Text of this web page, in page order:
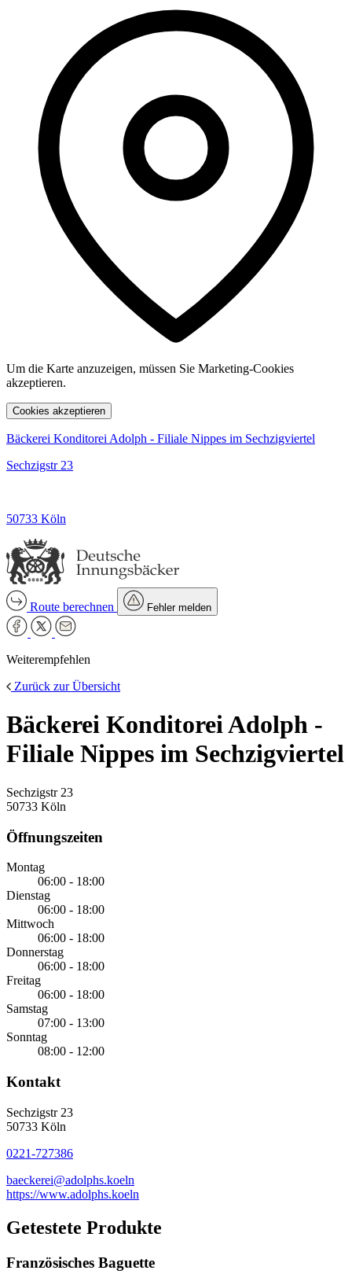
Um die Karte anzuzeigen, müssen Sie Marketing-Cookies
akzeptieren.
Cookies akzeptieren
Bäckerei Konditorei Adolph - Filiale Nippes im Sechzigviertel
Sechzigstr 23
50733 Köln
Route berechnen Fehler melden
Weiterempfehlen
Zurück zur Übersicht
Bäckerei Konditorei Adolph -
Filiale Nippes im Sechzigviertel
Sechzigstr 23
50733 Köln
Öffnungszeiten
Montag
06:00 - 18:00
Dienstag
06:00 - 18:00
Mittwoch
06:00 - 18:00
Donnerstag
06:00 - 18:00
Freitag
06:00 - 18:00
Samstag
07:00 - 13:00
Sonntag
08:00 - 12:00
Kontakt
Sechzigstr 23
50733 Köln
0221-727386
baeckerei@adolphs.koeln
https://www.adolphs.koeln
Getestete Produkte
Französisches Baguette